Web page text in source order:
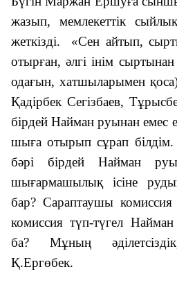
жазып, мемлекеттік
жеткізді. «Сен айтып,
отырған, әлгі інім
одағын, хатшыларымен
Қадірбек Сегізбаев,
бірдей Найман руынан емес
шыға отырып сұрап білдім.
бәрі бірдей Найман
шығармашылық ісіне
бар?Сараптаушы
комиссия түп-түгел
ба? Мұның
Қ.Ергөбек.